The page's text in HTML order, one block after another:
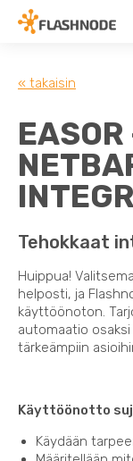
« takaisin
Tehokkaat
Huippua!
helposti, ja
käyttöönoton.
automaatio
tärkeämpiin
Käyttöönotto
Käydään